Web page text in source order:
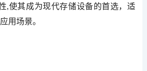
,使其成为现代存储设备的首选，适
用场景。